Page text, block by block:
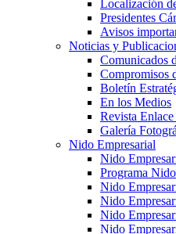
Localización
Presidentes
Avisos
Noticias y
Comunicados
Compromisos
Boletín
En los Medios
Revista
Galería
Nido Empresarial
Nido
Programa
Nido
Nido
Nido
Nido